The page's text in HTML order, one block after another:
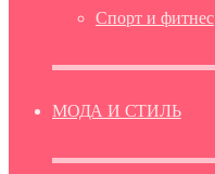
Спорт и фитнес
МОДА И СТИЛЬ